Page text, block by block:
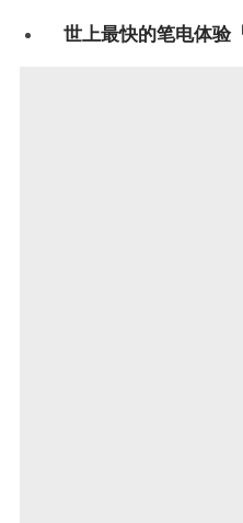
世上最快的笔电体验